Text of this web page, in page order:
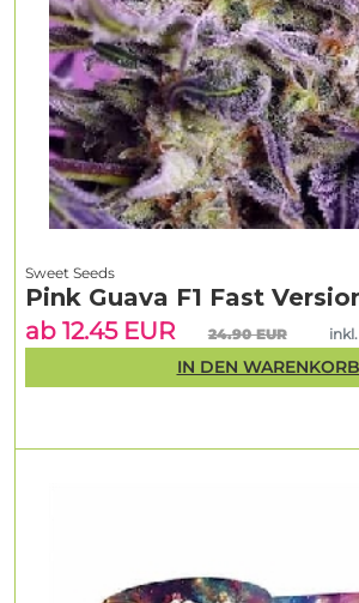
Sweet Seeds
Pink Guava F1 Fast
ab 12.45 EUR
24.90 EUR
IN DEN WARENKORB